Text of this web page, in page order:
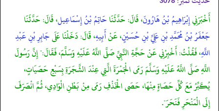
أَخْبَرَنِيإِبْرَاهِيمُ بْنُ هَارُونَ، قَالَ: حَدَّثَنَاحَاتِمُ بْنُ إِسْمَاعِيل، قَالَ: حَدَّثَنَا
جَعْفَرُ بْنُ مُحَمَّدِ بْنِ عَلِيِّ بْنِ حُسَيْنٍ، عَنْأَبِيهِ، قَالَ: دَخَلْنَا عَلَىجَابِرِ بْنِ عَبْدِ
اللَّهِ، فَقُلْتُ: أَخْبِرْنِي عَنْ حَجَّةِ النَّبِيِّ صَلَّى اللَّهُ عَلَيْهِ وَسَلَّمَ، فَقَالَ:" إِنَّ رَسُولَ
اللَّهِ صَلَّى اللَّهُ عَلَيْهِ وَسَلَّمَ رَمَى الْجَمْرَةَ الَّتِي عِنْدَ الشَّجَرَةِ بِسَبْعِ حَصَيَاتٍ،
يُكَبِّرُ مَعَ كُلِّ حَصَاةٍ مِنْهَا، حَصَى الْخَذْفِ رَمَى مِنْ بَطْنِ الْوَادِي، ثُمَّ انْصَرَفَ
إِلَى الْمَنْحَرِ فَنَحَرَ".